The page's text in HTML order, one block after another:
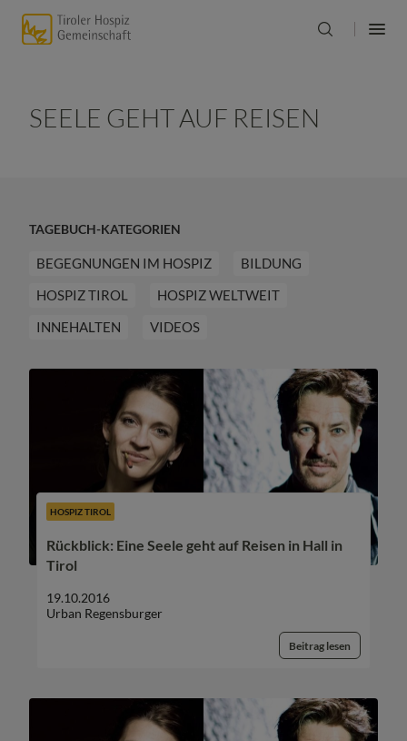
SEELE GEHT AUF REISEN
TAGEBUCH-KATEGORIEN
BEGEGNUNGEN IM HOSPIZ
BILDUNG
HOSPIZ TIROL
HOSPIZ WELTWEIT
INNEHALTEN
VIDEOS
HOSPIZ TIROL
Rückblick: Eine Seele geht auf Reisen in Hall in
Tirol
19.10.2016
Urban Regensburger
Beitrag lesen